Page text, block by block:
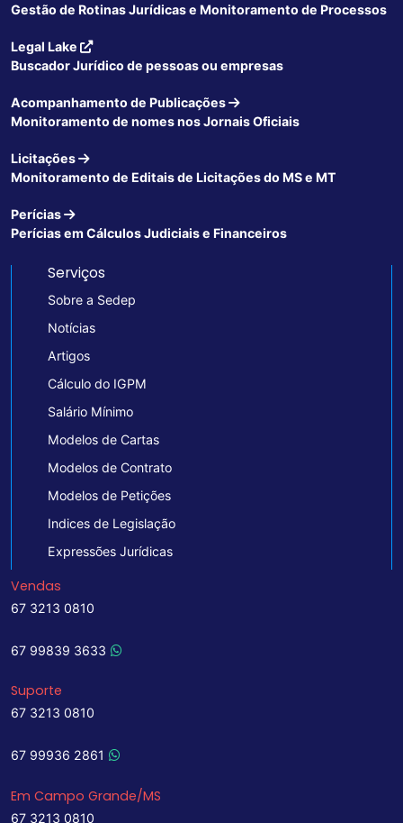
Gestão de Rotinas Jurídicas e Monitoramento de Processos
Legal Lake
Buscador Jurídico de pessoas ou empresas
Acompanhamento de Publicações
Monitoramento de nomes nos Jornais Oficiais
Licitações
Monitoramento de Editais de Licitações do MS e MT
Perícias
Perícias em Cálculos Judiciais e Financeiros
Serviços
Sobre a Sedep
Notícias
Artigos
Cálculo do IGPM
Salário Mínimo
Modelos de Cartas
Modelos de Contrato
Modelos de Petições
Indices de Legislação
Expressões Jurídicas
Vendas
67 3213 0810
67 99839 3633
Suporte
67 3213 0810
67 99936 2861
Em Campo Grande/MS
67 3213 0810